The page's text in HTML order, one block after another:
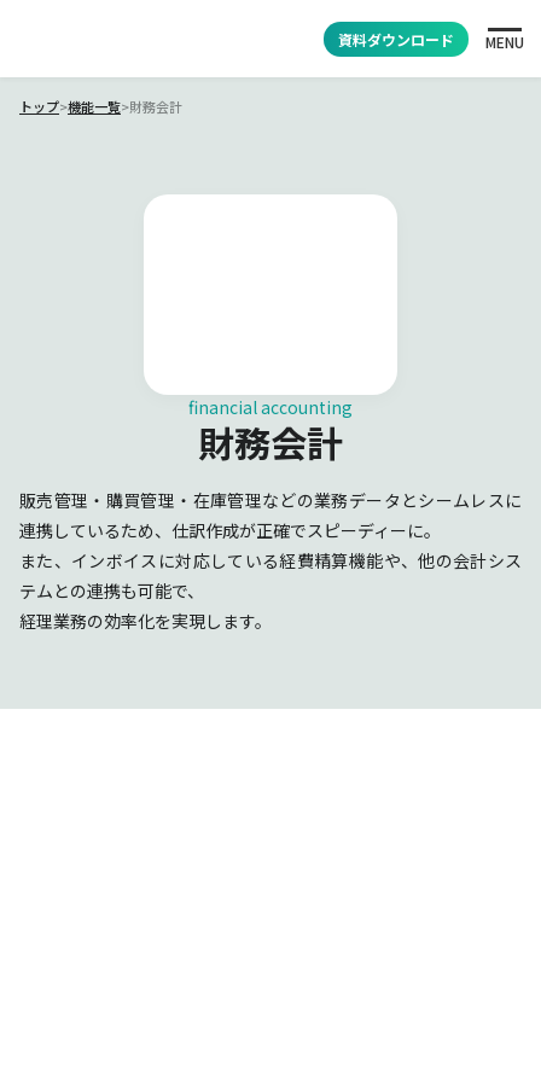
資料ダウンロード MENU
トップ>機能一覧>財務会計
financial accounting
財務会計
販売管理・購買管理・在庫管理などの業務データとシームレスに
連携しているため、仕訳作成が正確でスピーディーに。
また、インボイスに対応している経費精算機能や、他の会計シス
テムとの連携も可能で、
経理業務の効率化を実現します。